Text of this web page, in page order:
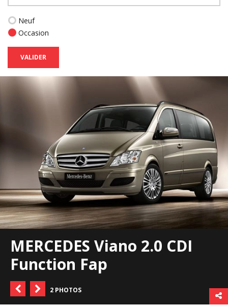
Neuf
Occasion
VALIDER
MERCEDES Viano 2.0 CDI
Function Fap
2 PHOTOS